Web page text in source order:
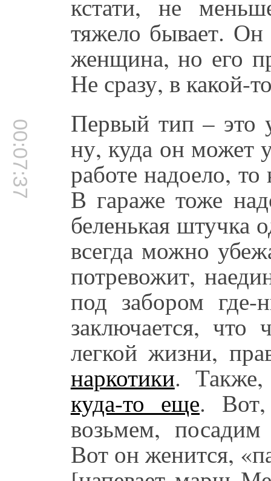
тяжело бывает. Он
женщина, но его
Не сразу, в какой-
00:07:37 Первый тип – это
ну, куда он может
работе надоело,
В гараже тоже
беленькая штучка
всегда можно
потревожит,
под забором
заключается, что
легкой жизни,
наркотики.
куда-то еще. Вот,
возьмем,
Вот он женится,